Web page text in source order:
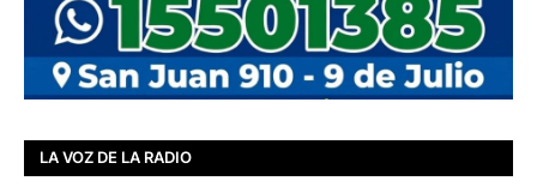
LA VOZ DE LA RADIO